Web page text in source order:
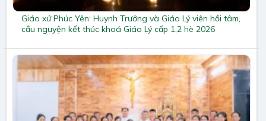
Giáo xứ Phúc Yên: Huynh Trưởng và Giáo Lý viên hồi tâm,
cầu nguyện kết thúc khoá Giáo Lý cấp 1,2 hè 2026